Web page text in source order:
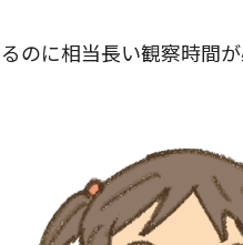
のに相当長い観察時間